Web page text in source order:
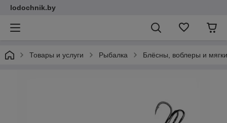
lodochnik.by
Товары и услуги Рыбалка Блёсны, воблеры и